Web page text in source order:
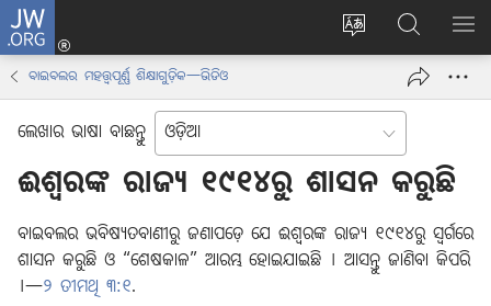
JW.ORG
वेबसाइट
की
बदलिए
ଲଗ୍
ଇନ୍
(opens
window)
JW.ORGରେ
ଖୋଜନ୍ତୁ
ବାଇବଲର ମହତ୍ତ୍ୱପୂର୍ଣ୍ଣ ଶିକ୍ଷାଗୁଡ଼ିକ—ଭିଡିଓ
ଲେଖାର ଭାଷା ବାଛନ୍ତୁ
ଈଶ୍ୱରଙ୍କ ରାଜ୍ୟ ୧୯୧୪ରୁ ଶାସନ କରୁଛି
ବାଇବଲର ଭବିଷ୍ୟତବାଣୀରୁ ଜଣାପଡ଼େ ଯେ ଈଶ୍ୱରଙ୍କ ରାଜ୍ୟ ୧୯୧୪ରୁ ସ୍ୱର୍ଗରେ
ଶାସନ କରୁଛି ଓ “ଶେଷକାଳ” ଆରମ୍ଭ ହୋଇଯାଇଛି । ଆସନ୍ତୁ ଜାଣିବା କିପରି
।—୨ ତୀମଥି ୩:୧.